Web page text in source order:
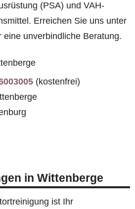
(PSA) und VAH-
Erreichen Sie uns unter
eine unverbindliche Beratung.
(kostenfrei)
in Wittenberge
ist Ihr